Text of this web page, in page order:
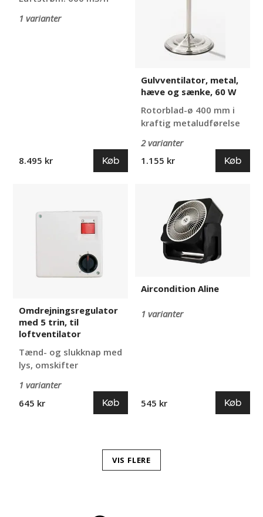
1 varianter
8.495 kr Køb
Gulvventilator, metal,
hæve og sænke, 60 W
Rotorblad-ø 400 mm i
kraftig metaludførelse
2 varianter
1.155 kr
Køb
Omdrejningsregulator
med 5 trin, til
loftventilator
Tænd- og slukknap med
lys, omskifter
1 varianter
645 kr
Køb
Aircondition Aline
1 varianter
545 kr Køb
VIS FLERE